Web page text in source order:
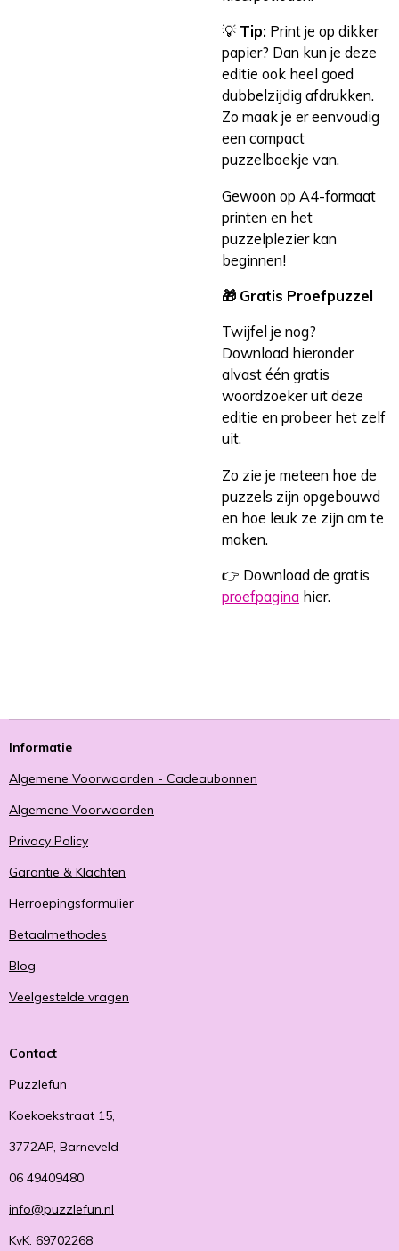
💡 Tip: Print je op dikker
papier? Dan kun je deze
editie ook heel goed
dubbelzijdig afdrukken.
Zo maak je er eenvoudig
een compact
puzzelboekje van.
Gewoon op A4-formaat
printen en het
puzzelplezier kan
beginnen!
🎁 Gratis Proefpuzzel
Twijfel je nog?
Download hieronder
alvast één gratis
woordzoeker uit deze
editie en probeer het zelf
uit.
Zo zie je meteen hoe de
puzzels zijn opgebouwd
en hoe leuk ze zijn om te
maken.
👉 Download de gratis
proefpagina hier.
Informatie
Algemene Voorwaarden - Cadeaubonnen
Algemene Voorwaarden
Privacy Policy
Garantie & Klachten
Herroepingsformulier
Betaalmethodes
Blog
Veelgestelde vragen
Contact
Puzzlefun
Koekoekstraat 15,
3772AP, Barneveld
06 49409480
info@puzzlefun.nl
KvK: 69702268